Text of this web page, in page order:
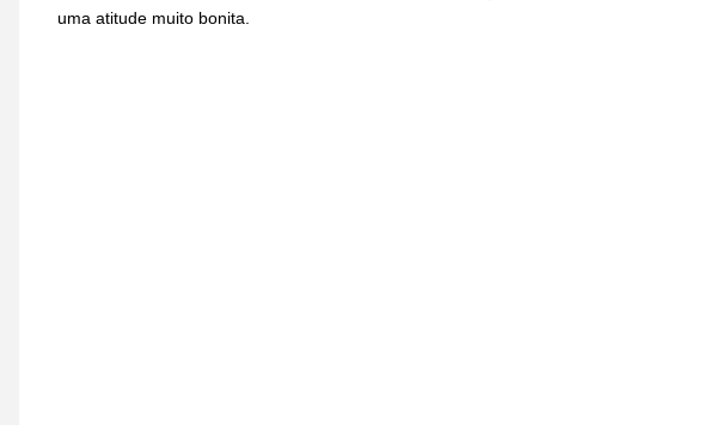
uma atitude muito bonita.